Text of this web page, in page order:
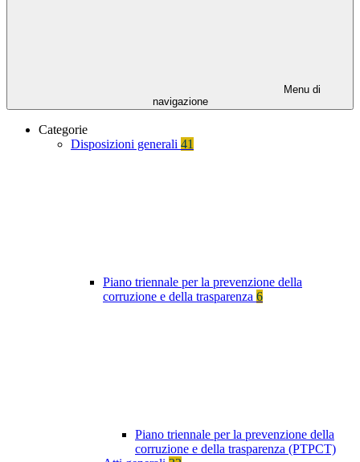
Menu di
navigazione
Categorie
Disposizioni generali 41
Piano triennale per la prevenzione della
corruzione e della trasparenza 6
Piano triennale per la prevenzione della
corruzione e della trasparenza (PTPCT)